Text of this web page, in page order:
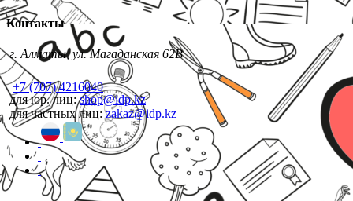
Контакты
г. Алматы, ул. Магаданская 62В
+7 (707) 4216040
для юр. лиц:shop@idp.kz
для частных лиц:zakaz@idp.kz